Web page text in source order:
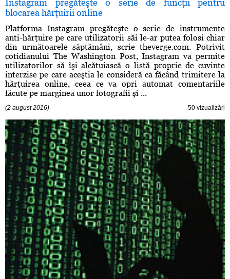
Instagram pregăteşte o serie de funcţii pentru
blocarea hărţuirii online
Platforma Instagram pregăteşte o serie de instrumente
anti-hărţuire pe care utilizatorii săi le-ar putea folosi chiar
din următoarele săptămâni, scrie theverge.com. Potrivit
cotidianului The Washington Post, Instagram va permite
utilizatorilor să îşi alcătuiască o listă proprie de cuvinte
interzise pe care aceştia le consideră ca făcând trimitere la
hărţuirea online, ceea ce va opri automat comentariile
făcute pe marginea unor fotografii şi ...
(2 august 2016) 50 vizualizări